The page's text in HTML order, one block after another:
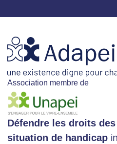
Association membre de
Défendre les droits
situation de handicap